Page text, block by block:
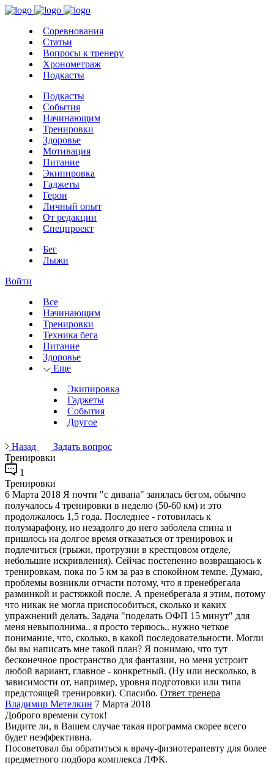
Соревнования
Статьи
Вопросы к тренеру
Хронометраж
Подкасты
Подкасты
События
Начинающим
Тренировки
Здоровье
Мотивация
Питание
Экипировка
Гаджеты
Герои
Личный опыт
От редакции
Спецпроект
Бег
Лыжи
Войти
Все
Начинающим
Тренировки
Техника бега
Питание
Здоровье
Еще
Экипировка
Гаджеты
События
Другое
Назад
Задать вопрос
Тренировки
1
Тренировки
6 Марта 2018 Я почти "с дивана" занялась бегом, обычно
получалось 4 тренировки в неделю (50-60 км) и это
продолжалось 1,5 года. Последнее - готовилась к
полумарафону, но незадолго до него заболела спина и
пришлось на долгое время отказаться от тренировок и
подлечиться (грыжи, протрузии в крестцовом отделе,
небольшие искривления). Сейчас постепенно возвращаюсь к
тренировкам, пока по 5 км за раз в спокойном темпе. Думаю,
проблемы возникли отчасти потому, что я пренебрегала
разминкой и растяжкой после. А пренебрегала я этим, потому
что никак не могла приспособиться, сколько и каких
упражнений делать. Задача "поделать ОФП 15 минут" для
меня невыполнима.. я просто теряюсь.. нужно четкое
понимание, что, сколько, в какой последовательности. Могли
бы вы написать мне такой план? Я понимаю, что тут
бесконечное пространство для фантазии, но меня устроит
любой вариант, главное - конкретный. (Ну или несколько, в
зависимости от, например, уровня подготовки или типа
предстоящей тренировки). Спасибо. Ответ тренера
Владимир Метелкин 7 Марта 2018
Доброго времени суток!
Видите ли, в Вашем случае такая программа скорее всего
будет неэффективна.
Посоветовал бы обратиться к врачу-физиотерапевту для более
предметного подбора комплекса ЛФК.